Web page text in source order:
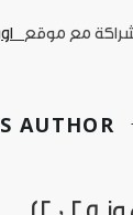
شراكة مع موقع
AUTHOR